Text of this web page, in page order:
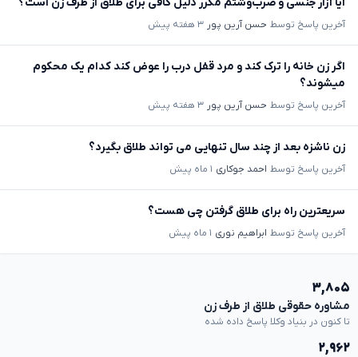
آخرین پاسخ توسط حسن آرین پور ۳ هفته پیش
اگر زن خانه را ترک کند و مرد قفل درب را عوض کند کدام یک محکوم
میشوند؟
آخرین پاسخ توسط حسن آرین پور ۳ هفته پیش
زن ناشزه بعد از چند سال تنهایی می تواند طلاق بگیرد؟
آخرین پاسخ توسط احمد جوکاری ۱ ماه پیش
سریعترین راه برای طلاق گرفتن چی هست؟
آخرین پاسخ توسط ابراهیم نوری ۱ ماه پیش
۳,۸۰۵
مشاوره حقوقی طلاق از طرف زن
تا کنون در بنیاد وکلا پاسخ داده شده
۲,۹۶۲